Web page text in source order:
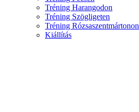
Tréning Harangodon
Tréning Szögligeten
Tréning Rózsaszentmártonon
Kiállítás